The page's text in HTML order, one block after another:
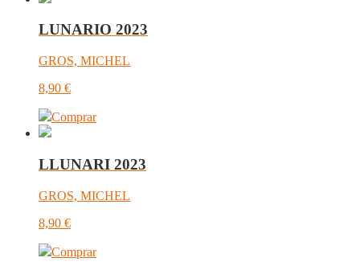
LUNARIO 2023
GROS, MICHEL
8,90 €
Comprar
LLUNARI 2023
GROS, MICHEL
8,90 €
Comprar